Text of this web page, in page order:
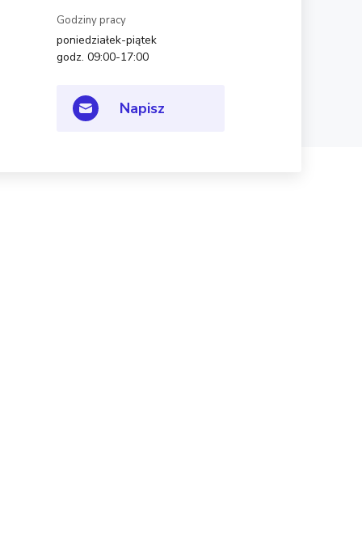
Godziny pracy
poniedziałek-piątek
godz. 09:00-17:00
Napisz